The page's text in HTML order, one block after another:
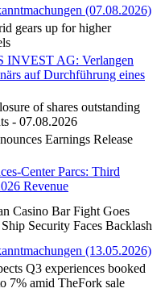
(07.08.2026)
gears up for higher
INVEST AG: Verlangen
auf Durchführung eines
of shares outstanding
- 07.08.2026
Earnings Release
Center Parcs: Third
Revenue
Casino Bar Fight Goes
Security Faces Backlash
(13.05.2026)
Q3 experiences booked
7% amid TheFork sale